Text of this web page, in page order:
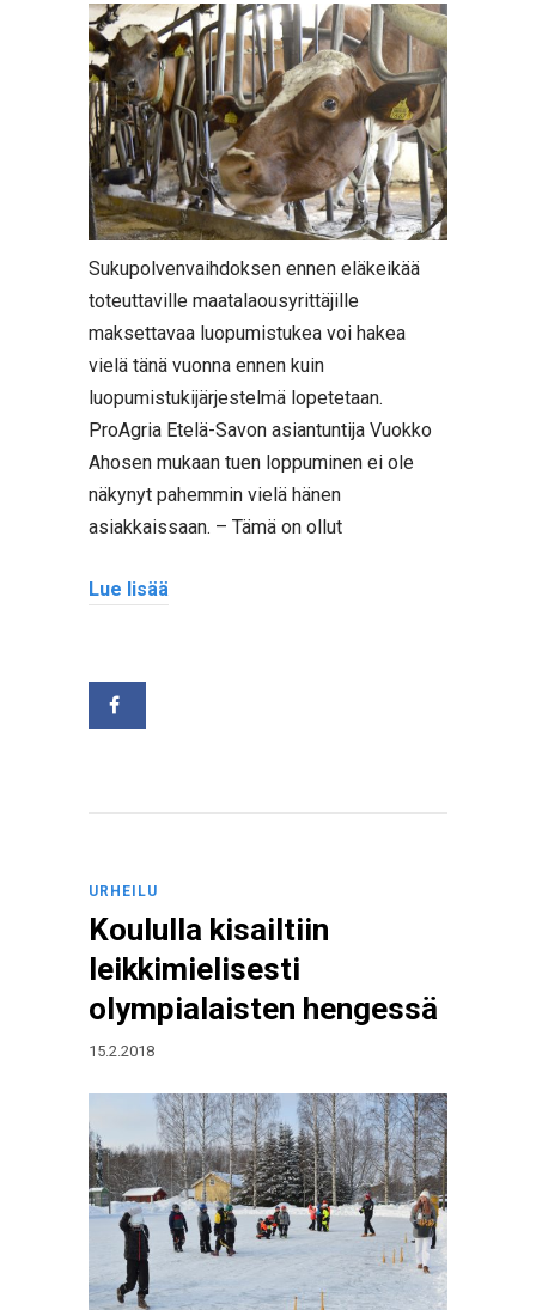
Sukupolvenvaihdoksen ennen eläkeikää
toteuttaville maatalaousyrittäjille
maksettavaa luopumistukea voi hakea
vielä tänä vuonna ennen kuin
luopumistukijärjestelmä lopetetaan.
ProAgria Etelä-Savon asiantuntija Vuokko
Ahosen mukaan tuen loppuminen ei ole
näkynyt pahemmin vielä hänen
asiakkaissaan. – Tämä on ollut
Lue lisää
URHEILU
Koululla kisailtiin
leikkimielisesti
olympialaisten hengessä
15.2.2018